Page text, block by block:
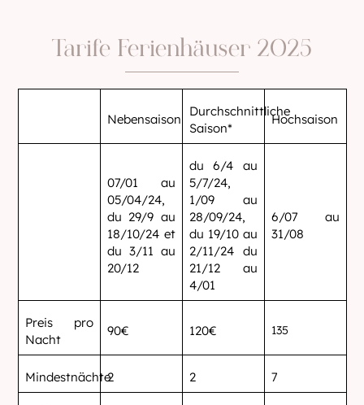
Tarife Ferienhäuser 2025
Nebensaison
Durchschnittliche
Saison*
Hochsaison
07/01 au
05/04/24,
du 29/9 au
18/10/24 et
du 3/11 au
20/12
du 6/4 au
5/7/24,
1/09 au
28/09/24,
du 19/10 au
2/11/24 du
21/12 au
4/01
6/07 au
31/08
Preis pro
Nacht
90€ 120€ 135
Mindestnächte2 2 7